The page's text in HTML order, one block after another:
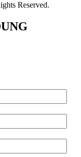
Reserved.